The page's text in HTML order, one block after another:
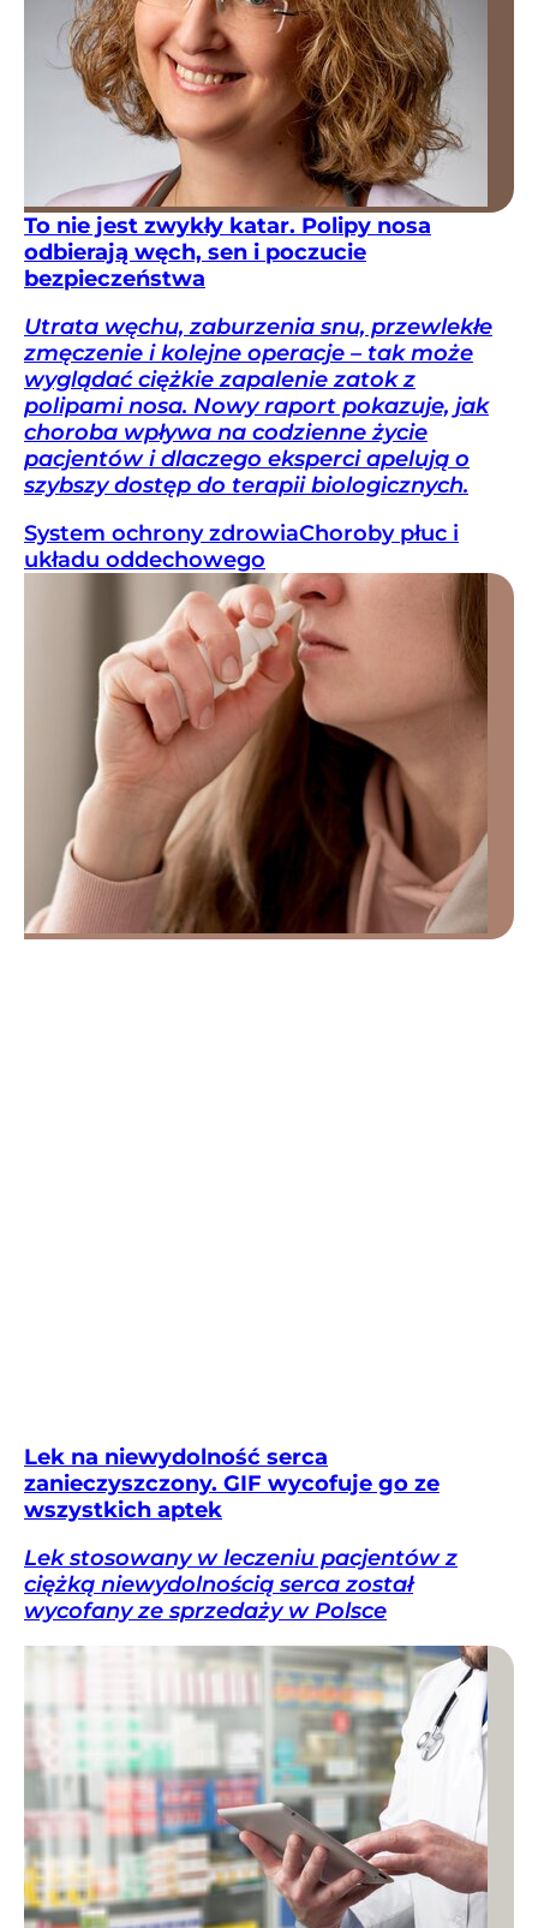
To nie jest zwykły katar. Polipy nosa
odbierają węch, sen i poczucie
bezpieczeństwa
Utrata węchu, zaburzenia snu, przewlekłe
zmęczenie i kolejne operacje – tak może
wyglądać ciężkie zapalenie zatok z
polipami nosa. Nowy raport pokazuje, jak
choroba wpływa na codzienne życie
pacjentów i dlaczego eksperci apelują o
szybszy dostęp do terapii biologicznych.
System ochrony zdrowiaChoroby płuc i
układu oddechowego
Lek na niewydolność serca
zanieczyszczony. GIF wycofuje go ze
wszystkich aptek
Lek stosowany w leczeniu pacjentów z
ciężką niewydolnością serca został
wycofany ze sprzedaży w Polsce